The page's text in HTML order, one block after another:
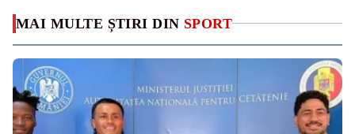
MAI MULTE ȘTIRI DIN SPORT